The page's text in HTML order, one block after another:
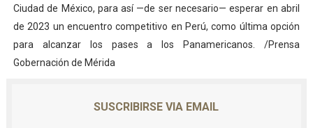
Ciudad de México, para así —de ser necesario— esperar en abril
de 2023 un encuentro competitivo en Perú, como última opción
para alcanzar los pases a los Panamericanos. /Prensa
Gobernación de Mérida
SUSCRIBIRSE VIA EMAIL